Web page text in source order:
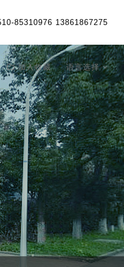
85310976 13861867275
加入收藏 语言选择